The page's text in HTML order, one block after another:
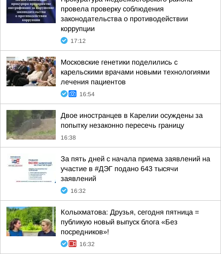
провела проверку соблюдения
законодательства о противодействии
коррупции
17:12
Московские генетики поделились с
карельскими врачами новыми технологиями
лечения пациентов
16:54
Двое иностранцев в Карелии осуждены за
попытку незаконно пересечь границу
16:38
За пять дней с начала приема заявлений на
участие в #ДЭГ подано 643 тысячи
заявлений
16:32
Колыхматова: Друзья, сегодня пятница =
публикую новый выпуск блога «Без
посредников»!
16:32